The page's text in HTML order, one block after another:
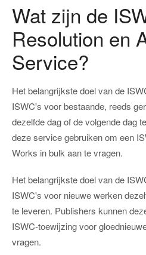
Wat zijn de
Resolution en
Service?
Het belangrijkste doel van de
ISWC's voor bestaande, reeds
dezelfde dag of de volgende dag
deze service gebruiken om een
Works in bulk aan te vragen.
Het belangrijkste doel van de
ISWC's voor nieuwe werken
te leveren. Publishers kunnen
ISWC-toewijzing voor
vragen.